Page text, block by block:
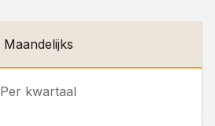
Maandelijks
Per kwartaal